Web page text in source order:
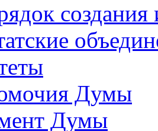
создания
Думы
Думы